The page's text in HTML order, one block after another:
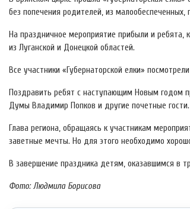
без попечения родителей, из малообеспеченных,
На праздничное мероприятие прибыли и ребята,
из Луганской и Донецкой областей.
Все участники «Губернаторской елки»
Поздравить ребят с наступающим Новым годом
Думы Владимир Попков и другие почетные гости.
Глава региона, обращаясь к участникам
заветные мечты. Но для этого необходимо
В завершение праздника детям, оказавшимся в
Фото: Людмила Борисова